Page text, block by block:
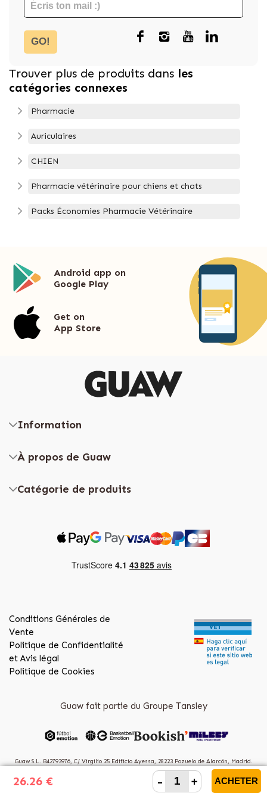
26.26 € - + ACHETER
GO!
Trouver plus de produits dans les
catégories connexes
Pharmacie
Auriculaires
CHIEN
Pharmacie vétérinaire pour chiens et chats
Packs Économies Pharmacie Vétérinaire
Android app on
Google Play
Get on
App Store
Information
À propos de Guaw
Catégorie de produits
Conditions Générales de
Vente
Politique de Confidentialité
et Avis légal
Politique de Cookies
Guaw fait partie du Groupe Tansley
Guaw S.L. B42793976, C/ Virgilio 25 Edificio Ayessa, 28223 Pozuelo de Alarcón, Madrid.